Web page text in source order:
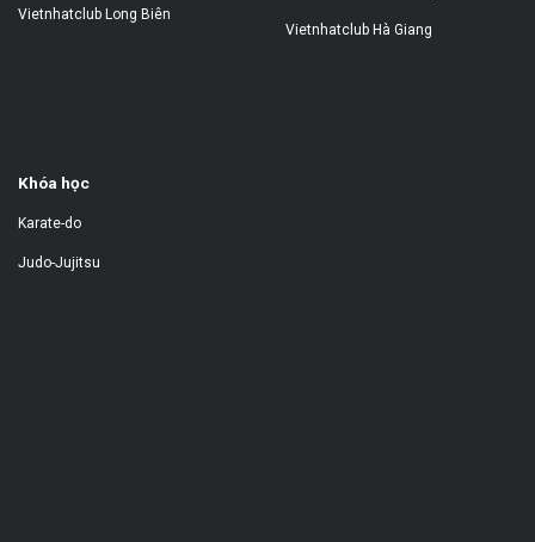
Vietnhatclub Long Biên
Vietnhatclub Hà Giang
Khóa học
Karate-do
Judo-Jujitsu